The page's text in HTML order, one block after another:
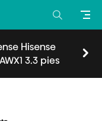
Hisense
3.3 pies